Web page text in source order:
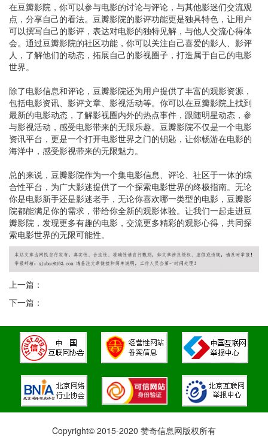
在豆瓣影院，你可以参与电影的讨论与评论，与其他影迷们交流观
点，分享自己的看法。豆瓣影院的影评功能更是独具特色，让用户
可以撰写自己的影评，表达对电影的独特见解，与他人交流心得体
会。通过豆瓣影院的社区功能，你可以关注自己喜爱的影人、影评
人，了解他们的动态，拓展自己的影视圈子，打造属于自己的电影
世界。
除了电影信息和评论，豆瓣影院还为用户提供了丰富的观影资源，
包括电影资讯、影评文章、影视活动等。你可以在豆瓣影院上找到
最新的电影动态，了解影视圈内外的热点事件，跟随明星动态，参
与影视活动，感受电影带来的无限乐趣。豆瓣影院不仅是一个电影
资讯平台，更是一个打开电影世界之门的钥匙，让你畅游在电影的
海洋中，感受影视带来的无限魅力。
总的来说，豆瓣影院作为一个集电影信息、评论、社区于一体的综
合性平台，为广大影迷提供了一个探索电影世界的终极指南。无论
你是电影新手还是影迷老手，无论你喜欢哪一类型的电影，豆瓣影
院都能满足你的需求，带给你全新的观影体验。让我们一起走进豆
瓣影院，发现更多有趣的电影，交流更多精彩的观影心得，共同探
索电影世界的无限可能性。
上一篇：
下一篇：
Copyright© 2015-2020 赞奇信息网版权所有